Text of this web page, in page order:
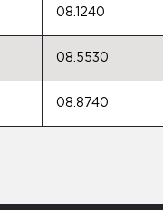
08.1240
08.5530
08.8740